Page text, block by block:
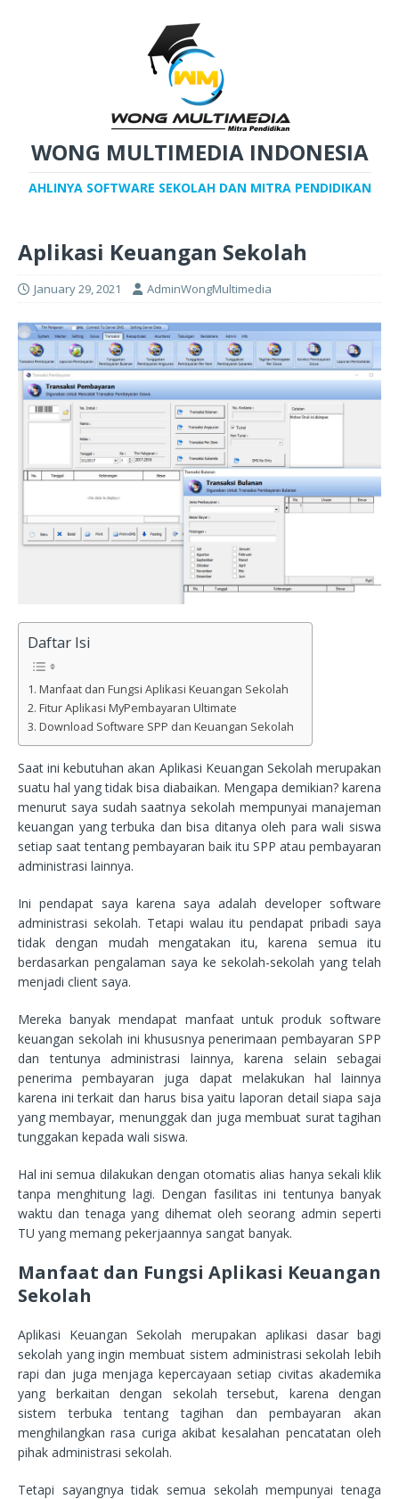
WONG MULTIMEDIA INDONESIA
AHLINYA SOFTWARE SEKOLAH DAN MITRA PENDIDIKAN
Aplikasi Keuangan Sekolah
January 29, 2021 AdminWongMultimedia
Daftar Isi
Manfaat dan Fungsi Aplikasi Keuangan Sekolah
Fitur Aplikasi MyPembayaran Ultimate
Download Software SPP dan Keuangan Sekolah
Saat ini kebutuhan akan Aplikasi Keuangan Sekolah merupakan
suatu hal yang tidak bisa diabaikan. Mengapa demikian? karena
menurut saya sudah saatnya sekolah mempunyai manajeman
keuangan yang terbuka dan bisa ditanya oleh para wali siswa
setiap saat tentang pembayaran baik itu SPP atau pembayaran
administrasi lainnya.
Ini pendapat saya karena saya adalah developer software
administrasi sekolah. Tetapi walau itu pendapat pribadi saya
tidak dengan mudah mengatakan itu, karena semua itu
berdasarkan pengalaman saya ke sekolah-sekolah yang telah
menjadi client saya.
Mereka banyak mendapat manfaat untuk produk software
keuangan sekolah ini khususnya penerimaan pembayaran SPP
dan tentunya administrasi lainnya, karena selain sebagai
penerima pembayaran juga dapat melakukan hal lainnya
karena ini terkait dan harus bisa yaitu laporan detail siapa saja
yang membayar, menunggak dan juga membuat surat tagihan
tunggakan kepada wali siswa.
Hal ini semua dilakukan dengan otomatis alias hanya sekali klik
tanpa menghitung lagi. Dengan fasilitas ini tentunya banyak
waktu dan tenaga yang dihemat oleh seorang admin seperti
TU yang memang pekerjaannya sangat banyak.
Manfaat dan Fungsi Aplikasi Keuangan
Sekolah
Aplikasi Keuangan Sekolah merupakan aplikasi dasar bagi
sekolah yang ingin membuat sistem administrasi sekolah lebih
rapi dan juga menjaga kepercayaan setiap civitas akademika
yang berkaitan dengan sekolah tersebut, karena dengan
sistem terbuka tentang tagihan dan pembayaran akan
menghilangkan rasa curiga akibat kesalahan pencatatan oleh
pihak administrasi sekolah.
Tetapi sayangnya tidak semua sekolah mempunyai tenaga